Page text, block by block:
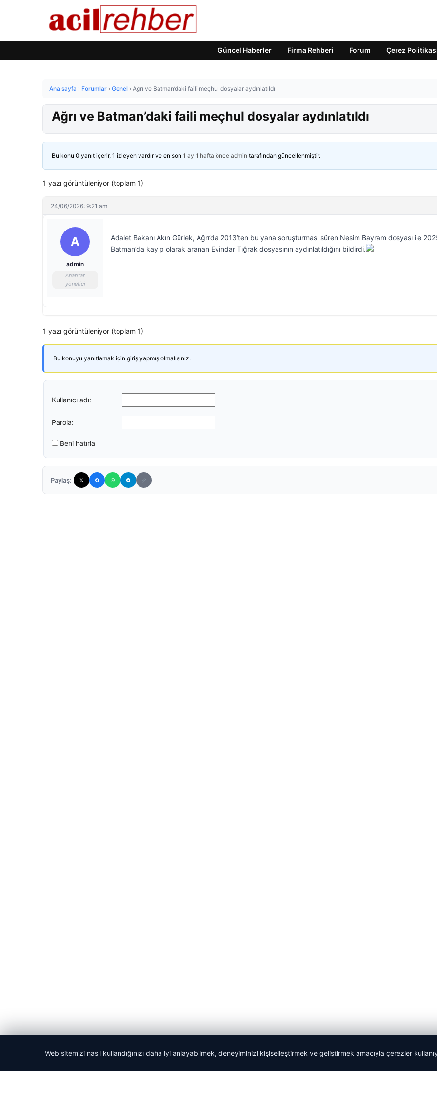
Güncel Haberler Firma Rehberi Forum Çerez Politikası
Ana sayfa › Forumlar › Genel › Ağrı ve Batman’daki faili meçhul dosyalar aydınlatıldı
Ağrı ve Batman’daki faili meçhul dosyalar aydınlatıldı
Bu konu 0 yanıt içerir, 1 izleyen vardır ve en son 1 ay 1 hafta önce admin tarafından güncellenmiştir.
1 yazı görüntüleniyor (toplam 1)
24/06/2026: 9:21 am
A
admin
Anahtar
yönetici
Adalet Bakanı Akın Gürlek, Ağrı’da 2013’ten bu yana soruşturması süren Nesim Bayram dosyası ile
Batman’da kayıp olarak aranan Evindar Tığrak dosyasının aydınlatıldığını bildirdi.
1 yazı görüntüleniyor (toplam 1)
Bu konuyu yanıtlamak için giriş yapmış olmalısınız.
Kullanıcı adı:
Parola:
Beni hatırla
Paylaş:
© 2026 Acil Rehber | Gündem Haberleri
Web sitemizi nasıl kullandığınızı daha iyi anlayabilmek, deneyiminizi kişiselleştirmek ve geliştirmek amacıyla çerezler